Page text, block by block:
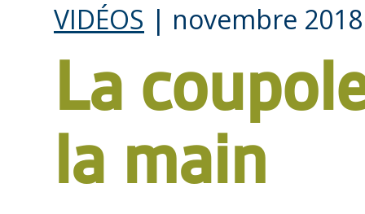
VIDÉOS | novembre 2018
La
la main